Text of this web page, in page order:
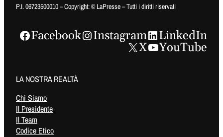
P.I. 06723500010 – Copyright: © LaPresse – Tutti i diritti riservati
Facebook Instagram
LinkedIn
X
YouTube
LA NOSTRA REALTÀ
Chi Siamo
Il Presidente
Il Team
Codice Etico